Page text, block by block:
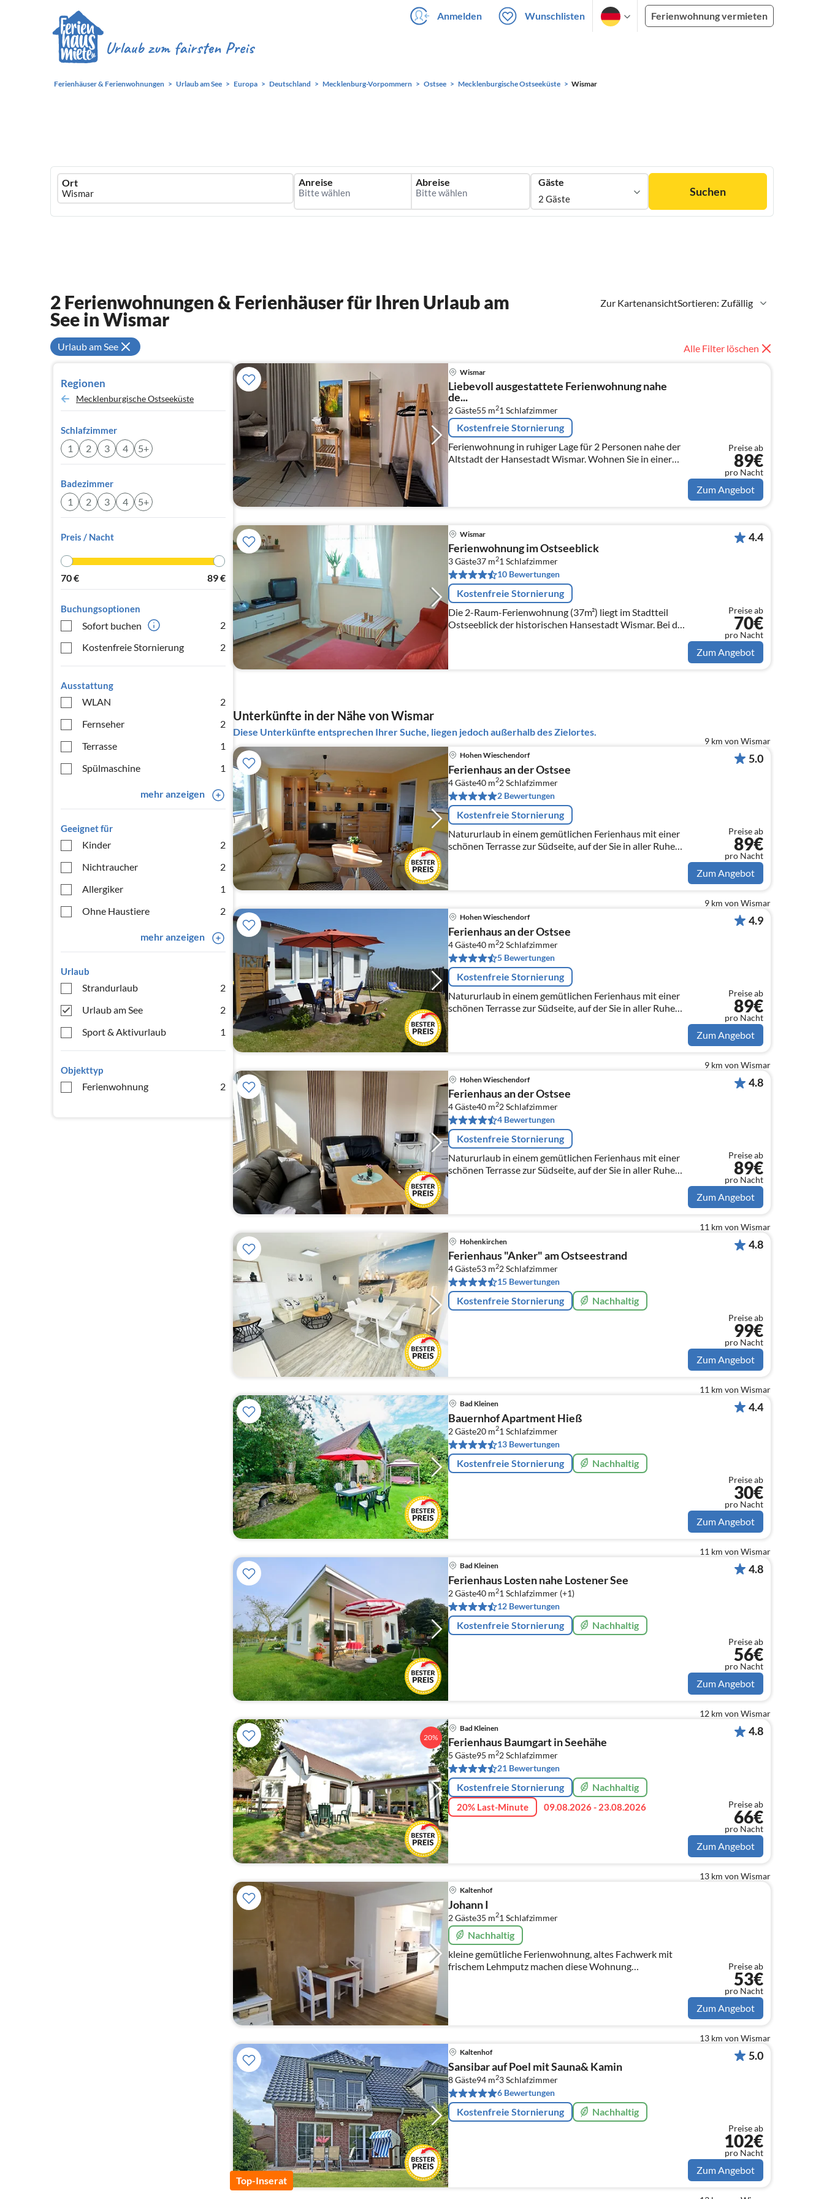
Anmelden Wunschlisten Ferienwohnung vermieten
Ferienhäuser & Ferienwohnungen Urlaub am See Europa Deutschland Mecklenburg-Vorpommern Ostsee Mecklenburgische Ostseeküste Wismar
Ferienhausmiete
logo
Ort Anreise Abreise Gäste
2 Gäste
Suchen
Zur KartenansichtSortieren: Zufällig
2 Ferienwohnungen & Ferienhäuser für Ihren Urlaub am
See in Wismar
Urlaub am See Alle Filter löschen
Regionen
Mecklenburgische Ostseeküste
Schlafzimmer
1 2 3 4 5+
Badezimmer
1 2 3 4 5+
Preis / Nacht
70€ 89€
Buchungsoptionen
Sofort buchen
2
Kostenfreie Stornierung
2
Ausstattung
WLAN
2
Fernseher
2
Terrasse
1
Spülmaschine
1
mehr anzeigen
Geeignet für
Kinder
2
Nichtraucher
2
Allergiker
1
Ohne Haustiere
2
mehr anzeigen
Urlaub
Strandurlaub
2
Urlaub am See
2
Sport & Aktivurlaub
1
Objekttyp
Ferienwohnung 2
Wismar
Liebevoll ausgestattete Ferienwohnung nahe
de...
2 Gäste55 m21 Schlafzimmer
Kostenfreie Stornierung
Ferienwohnung in ruhiger Lage für 2 Personen nahe der
Altstadt der Hansestadt Wismar. Wohnen Sie in einer
Preise ab
89€
pro Nacht
Zum Angebot
Wismar
Ferienwohnung im Ostseeblick
3 Gäste37 m21 Schlafzimmer
10 Bewertungen
Kostenfreie Stornierung
Die 2-Raum-Ferienwohnung (37m²) liegt im Stadtteil
Ostseeblick der historischen Hansestadt Wismar. Bei der
Ferienwohnung handelt es sich um eine
4.4
Preise ab
70€
pro Nacht
Zum Angebot
Unterkünfte in der Nähe von Wismar
Diese Unterkünfte entsprechen Ihrer Suche, liegen jedoch außerhalb des Zielortes.
9 km von Wismar
Hohen Wieschendorf
Ferienhaus an der Ostsee
4 Gäste40 m22Schlafzimmer
2 Bewertungen
Kostenfreie Stornierung
Natururlaub in einem gemütlichen Ferienhaus mit einer
schönen Terrasse zur Südseite, auf der Sie in aller Ruhe
"Entschleunigen" können.
5.0
Preise ab
89€
pro Nacht
Zum Angebot
9 km von Wismar
Hohen Wieschendorf
Ferienhaus an der Ostsee
4 Gäste40 m22Schlafzimmer
5 Bewertungen
Kostenfreie Stornierung
Natururlaub in einem gemütlichen Ferienhaus mit einer
schönen Terrasse zur Südseite, auf der Sie in aller Ruhe
Verweilen + die Seele baumeln lassen und
"Entschleunigen" können.
4.9
Preise ab
89€
pro Nacht
Zum Angebot
9 km von Wismar
Hohen Wieschendorf
Ferienhaus an der Ostsee
4 Gäste40 m22Schlafzimmer
4 Bewertungen
Kostenfreie Stornierung
Natururlaub in einem gemütlichen Ferienhaus mit einer
schönen Terrasse zur Südseite, auf der Sie in aller Ruhe
4.8
Preise ab
89€
pro Nacht
Zum Angebot
11 km von Wismar
Hohenkirchen
Ferienhaus "Anker" am Ostseestrand
4 Gäste53 m22Schlafzimmer
15 Bewertungen
Kostenfreie Stornierung Nachhaltig
4.8
Preise ab
99€
pro Nacht
Zum Angebot
11 km von Wismar
Bad Kleinen
Bauernhof Apartment Hieß
2 Gäste20 m21 Schlafzimmer
13 Bewertungen
Kostenfreie Stornierung Nachhaltig
4.4
Preise ab
30€
pro Nacht
Zum Angebot
11 km von Wismar
Bad Kleinen
Ferienhaus Losten nahe Lostener See
2 Gäste40 m21 Schlafzimmer (+1)
12 Bewertungen
Kostenfreie Stornierung Nachhaltig
4.8
Preise ab
56€
pro Nacht
Zum Angebot
20%
12 km von Wismar
Bad Kleinen
Ferienhaus Baumgart in Seehähe
5 Gäste95 m22Schlafzimmer
21 Bewertungen
Kostenfreie Stornierung Nachhaltig
20% Last-Minute 09.08.2026 - 23.08.2026
4.8
Preise ab
66€
pro Nacht
Zum Angebot
13 km von Wismar
Kaltenhof
Johann I
2 Gäste35 m21 Schlafzimmer
Nachhaltig
kleine gemütliche Ferienwohnung, altes Fachwerk mit
frischem Lehmputz machen diese Wohnung
Preise ab
53€
pro Nacht
Zum Angebot
Top-Inserat
13 km von Wismar
Kaltenhof
Sansibar auf Poel mit Sauna& Kamin
8 Gäste94 m23Schlafzimmer
6 Bewertungen
Kostenfreie Stornierung Nachhaltig
5.0
Preise ab
102€
pro Nacht
Zum Angebot